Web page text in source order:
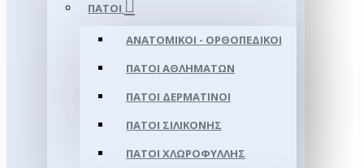
ΠΆΤΟΙ
ΑΝΑΤΟΜΙΚΟΊ - ΟΡΘΟΠΕΔΙΚΟΊ
ΠΆΤΟΙ ΑΘΛΗΜΆΤΩΝ
ΠΆΤΟΙ ΔΕΡΜΆΤΙΝΟΙ
ΠΆΤΟΙ ΣΙΛΙΚΌΝΗΣ
ΠΆΤΟΙ ΧΛΩΡΟΦΎΛΛΗΣ